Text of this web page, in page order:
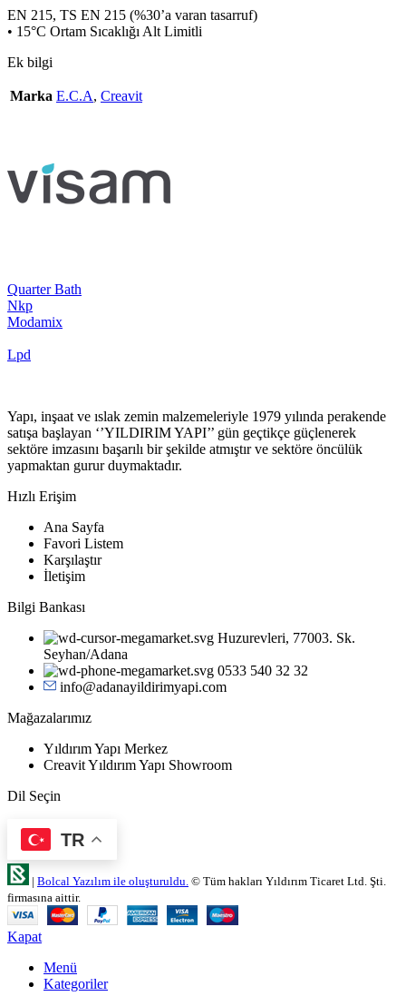
EN 215, TS EN 215 (%30’a varan tasarruf)
• 15°C Ortam Sıcaklığı Alt Limitli
Ek bilgi
Marka E.C.A, Creavit
Quarter Bath
Nkp
Modamix
Lpd
Yapı, inşaat ve ıslak zemin malzemeleriyle 1979 yılında perakende
satışa başlayan ‘’YILDIRIM YAPI’’ gün geçtikçe güçlenerek
sektöre imzasını başarılı bir şekilde atmıştır ve sektöre öncülük
yapmaktan gurur duymaktadır.
Hızlı Erişim
Ana Sayfa
Favori Listem
Karşılaştır
İletişim
Bilgi Bankası
Huzurevleri, 77003. Sk.
Seyhan/Adana
0533 540 32 32
info@adanayildirimyapi.com
Mağazalarımız
Yıldırım Yapı Merkez
Creavit Yıldırım Yapı Showroom
Dil Seçin
TR
| Bolcal Yazılım ile oluşturuldu. © Tüm hakları Yıldırım Ticaret Ltd. Şti.
firmasına aittir.
Kapat
Menü
Kategoriler